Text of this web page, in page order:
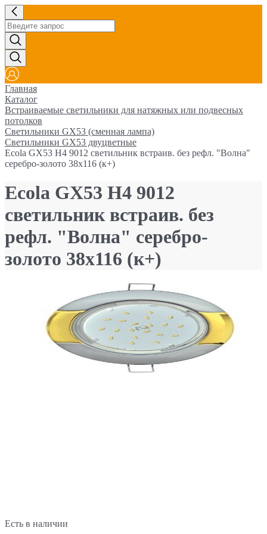
Главная
Каталог
Встраиваемые светильники для натяжных или подвесных
потолков
Светильники GX53 (сменная лампа)
Светильники GX53 двуцветные
Ecola GX53 H4 9012 светильник встраив. без рефл. "Волна"
серебро-золото 38x116 (к+)
Ecola GX53 H4 9012
светильник встраив. без
рефл. "Волна" серебро-
золото 38x116 (к+)
Есть в наличии